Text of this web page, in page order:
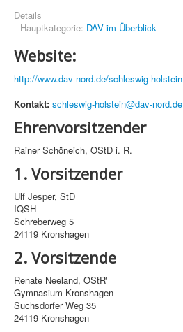
Details
Hauptkategorie: DAV im Überblick
Website:
http://www.dav-nord.de/schleswig-holstein
Kontakt: schleswig-holstein@dav-nord.de
Ehrenvorsitzender
Rainer Schöneich, OStD i. R.
1. Vorsitzender
Ulf Jesper, StD
IQSH
Schreberweg 5
24119 Kronshagen
2. Vorsitzende
Renate Neeland, OStR'
Gymnasium Kronshagen
Suchsdorfer Weg 35
24119 Kronshagen